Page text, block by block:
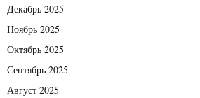
Декабрь 2025
Ноябрь 2025
Октябрь 2025
Сентябрь 2025
Август 2025